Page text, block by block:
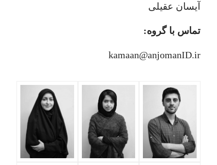
آيسان عقيلى
تماس با گروه:
kamaan@anjomanID.ir